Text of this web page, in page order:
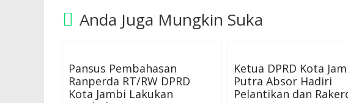
Anda Juga Mungkin Suka
Pansus Pembahasan
Ranperda RT/RW DPRD
Kota Jambi Lakukan
Ketua DPRD Kota
Putra Absor Hadiri
Pelantikan dan